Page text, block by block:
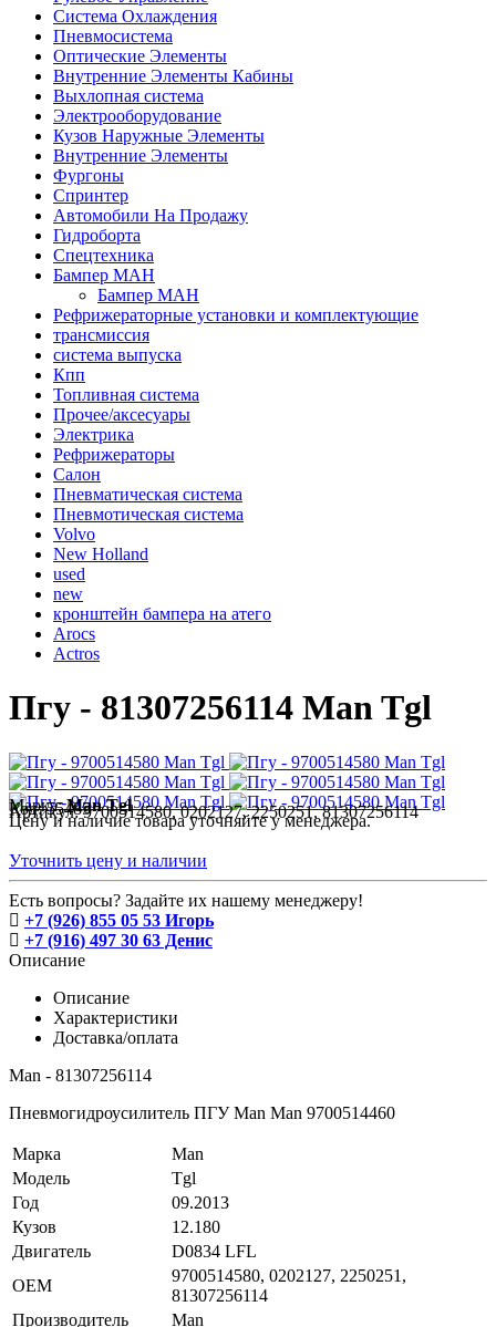
Система Охлаждения
Пневмосистема
Оптические Элементы
Внутренние Элементы Кабины
Выхлопная система
Электрооборудование
Кузов Наружные Элементы
Внутренние Элементы
Фургоны
Спринтер
Автомобили На Продажу
Гидроборта
Спецтехника
Бампер МАН
Бампер МАН
Рефрижераторные установки и комплектующие
трансмиссия
система выпуска
Кпп
Топливная система
Прочее/аксесуары
Электрика
Рефрижераторы
Салон
Пневматическая система
Пневмотическая система
Volvo
New Holland
used
new
кронштейн бампера на атего
Arocs
Actros
Пгу - 81307256114 Man Tgl
Марка:Man Tgl
Код:55485
Артикул:9700514580, 0202127, 2250251, 81307256114
Цену и наличие товара уточняйте у менеджера.
Уточнить цену и наличии
Есть вопросы? Задайте их нашему менеджеру!
+7 (926) 855 05 53 Игорь
+7 (916) 497 30 63 Денис
Описание
Описание
Характеристики
Доставка/оплата
Man - 81307256114
Пневмогидроусилитель ПГУ Man Man 9700514460
Марка
Man
Модель
Tgl
Год
09.2013
Кузов
12.180
Двигатель
D0834 LFL
OEM
9700514580, 0202127, 2250251,
81307256114
Производитель
Man